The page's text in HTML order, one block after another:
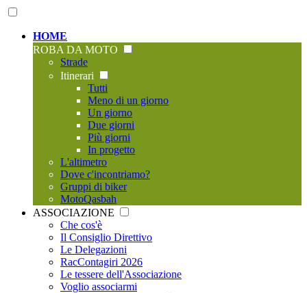
HOME
ROBA DA MOTO
Strade
Itinerari
Tutti
Meno di un giorno
Un giorno
Due giorni
Più giorni
In progetto
L'altimetro
Dove c'incontriamo?
Gruppi di biker
MotoQasbah
ASSOCIAZIONE
Che cos'è
Il Consiglio Direttivo
Le Delegazioni
RacContagiri 2026
Le tessere dell'Associazione
Voglio associarmi